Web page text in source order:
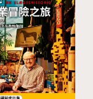
能獲得，與其用
算颳風下雨也出
碰到不想錯過的
勢在必得的毅力
脖子以下」